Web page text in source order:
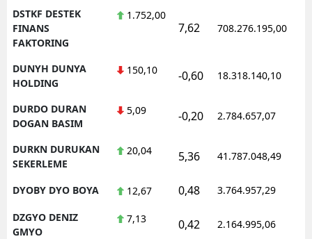
DSTKF DESTEK
FINANS
FAKTORING
1.752,00
7,62 708.276.195,00
DUNYH DUNYA
HOLDING
150,10 -0,60 18.318.140,10
DURDO DURAN
DOGAN BASIM
5,09 -0,20 2.784.657,07
DURKN DURUKAN
SEKERLEME
20,04 5,36 41.787.048,49
DYOBY DYO BOYA 12,67 0,48 3.764.957,29
DZGYO DENIZ
GMYO
7,13 0,42 2.164.995,06